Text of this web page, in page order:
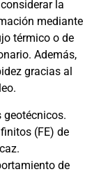
la
mediante
térmico o de
Además,
gracias al
geotécnicos.
(FE) de
de